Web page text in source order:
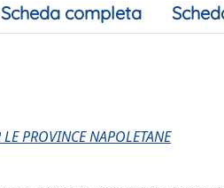
Scheda completa
PROVINCE NAPOLETANE